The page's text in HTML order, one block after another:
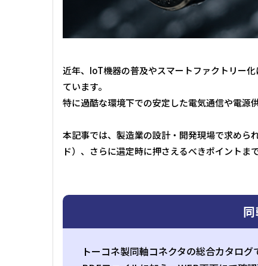
近年、IoT機器の普及やスマートファクトリー
ています。
特に過酷な環境下での安定した電気通信や電源
本記事では、製造業の設計・開発現場で求めら
ド）、さらに選定時に押さえるべきポイントま
トーコネ製同軸コネクタの総合カタログ